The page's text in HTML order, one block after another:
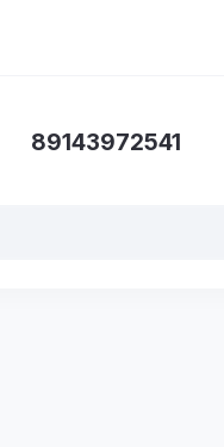
89143972541